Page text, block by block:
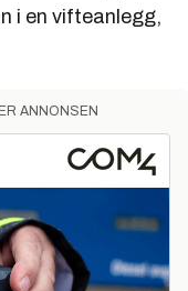
i en vifteanlegg,
ANNONSEN